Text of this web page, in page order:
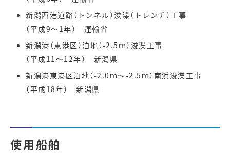
新潟西港道路（トンネル）浚渫（トレンチ）工事
（平成9～1年） 運輸省
新潟港（東港区）泊地（-2.5ｍ）浚渫工事
（平成11～12年） 新潟県
新潟港東港区泊地（-2.0ｍ～-2.5ｍ）南浜浚渫工事
（平成18年） 新潟県
使用船舶